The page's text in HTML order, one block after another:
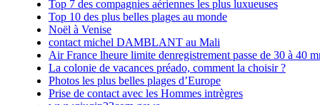
Top 7 des compagnies aériennes les plus luxueuses
Top 10 des plus belles plages au monde
Noël à Venise
contact michel DAMBLANT au Mali
Air France lheure limite denregistrement passe de 30 à 40
La colonie de vacances préado, comment la choisir ?
Photos les plus belles plages d’Europe
Prise de contact avec les Hommes intrègres